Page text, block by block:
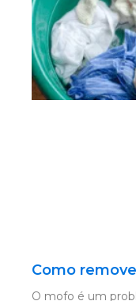
Como
O mofo é um